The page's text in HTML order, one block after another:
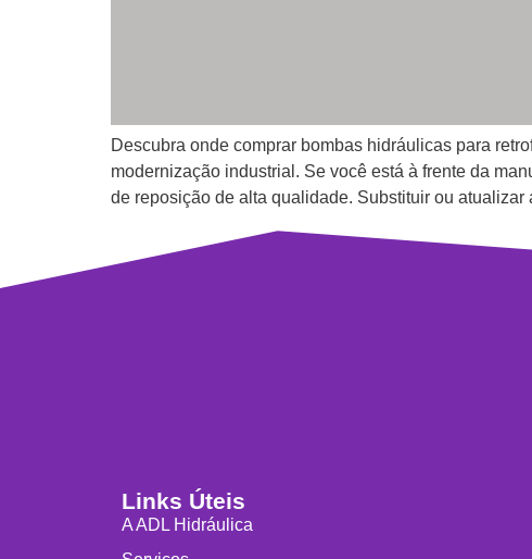
Descubra onde comprar bombas hidráulicas para
modernização industrial. Se você está à frente da
de reposição de alta qualidade. Substituir ou
Links Úteis
A ADL Hidráulica